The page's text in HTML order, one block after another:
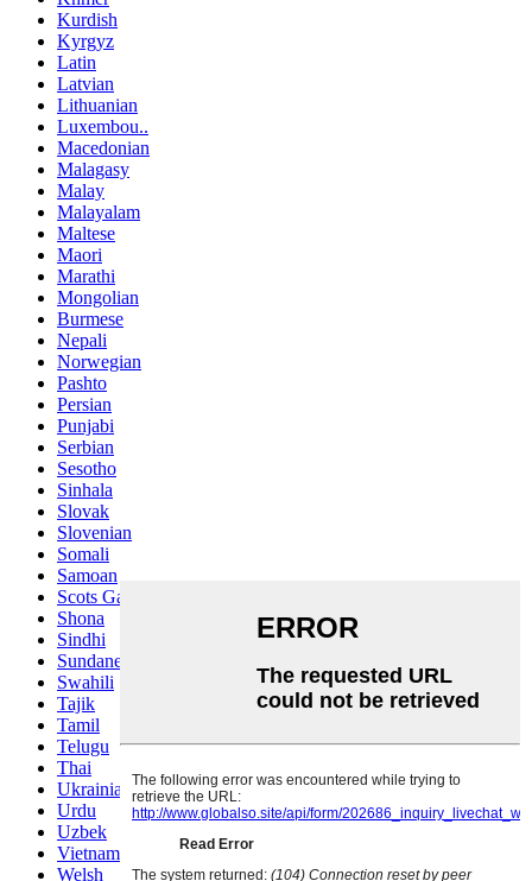
Kurdish
Kyrgyz
Latin
Latvian
Lithuanian
Luxembou..
Macedonian
Malagasy
Malay
Malayalam
Maltese
Maori
Marathi
Mongolian
Burmese
Nepali
Norwegian
Pashto
Persian
Punjabi
Serbian
Sesotho
Sinhala
Slovak
Slovenian
Somali
Samoan
Scots Gaelic
Shona
Sindhi
Sundanese
Swahili
Tajik
Tamil
Telugu
Thai
Ukrainian
Urdu
Uzbek
Vietnamese
Welsh